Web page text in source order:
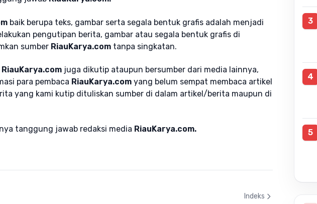
baik berupa teks, gambar serta segala bentuk grafis adalah menjadi
pengutipan berita, gambar atau segala bentuk grafis di
sumber RiauKarya.com tanpa singkatan.
RiauKarya.com juga dikutip ataupun bersumber dari media lainnya,
para pembaca RiauKarya.com yang belum sempat membaca artikel
yang kami kutip dituliskan sumber di dalam artikel/berita maupun di
tanggung jawab redaksi media RiauKarya.com.
Indeks
3
4
5